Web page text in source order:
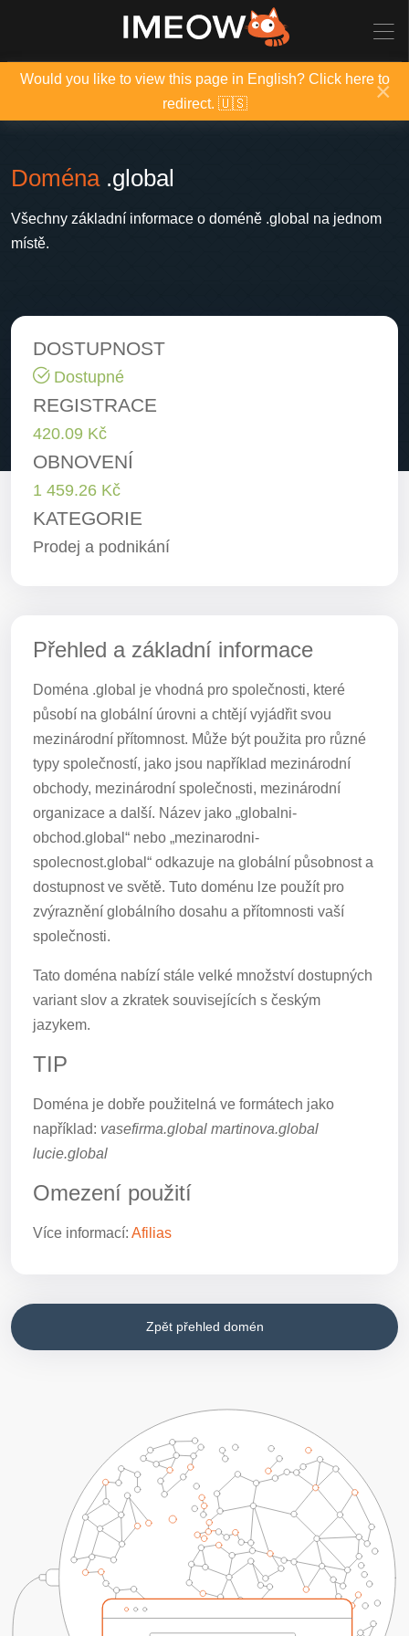
Would you like to view this page in English? Click here to
redirect. 🇺🇸
×
Doména.global
Všechny základní informace o doméně .global na jednom
místě.
DOSTUPNOST
Dostupné
REGISTRACE
420.09 Kč
OBNOVENÍ
1 459.26 Kč
KATEGORIE
Prodej a podnikání
Přehled a základní informace
Doména .global je vhodná pro společnosti, které
působí na globální úrovni a chtějí vyjádřit svou
mezinárodní přítomnost. Může být použita pro různé
typy společností, jako jsou například mezinárodní
obchody, mezinárodní společnosti, mezinárodní
organizace a další. Název jako „globalni-
obchod.global“ nebo „mezinarodni-
spolecnost.global“ odkazuje na globální působnost a
dostupnost ve světě. Tuto doménu lze použít pro
zvýraznění globálního dosahu a přítomnosti vaší
společnosti.
Tato doména nabízí stále velké množství dostupných
variant slov a zkratek souvisejících s českým
jazykem.
TIP
Doména je dobře použitelná ve formátech jako
například: vasefirma.global martinova.global
lucie.global
Omezení použití
Více informací: Afilias
Zpět přehled domén